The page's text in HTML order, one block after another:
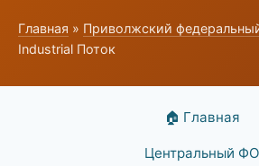
Главная » Приволжский
Industrial Поток
🏠 Главная
Центральный ФО